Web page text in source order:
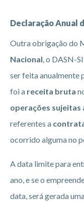
Declaração Anual
Outra obrigação do
Nacional, o DASN-
ser feita anualmente
foi a receita bruta
operações sujeitas
referentes a
ocorrido alguma no
A data limite para
ano, e se o
data, será gerada